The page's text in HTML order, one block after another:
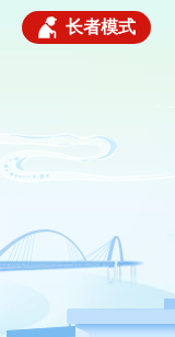
长者模式